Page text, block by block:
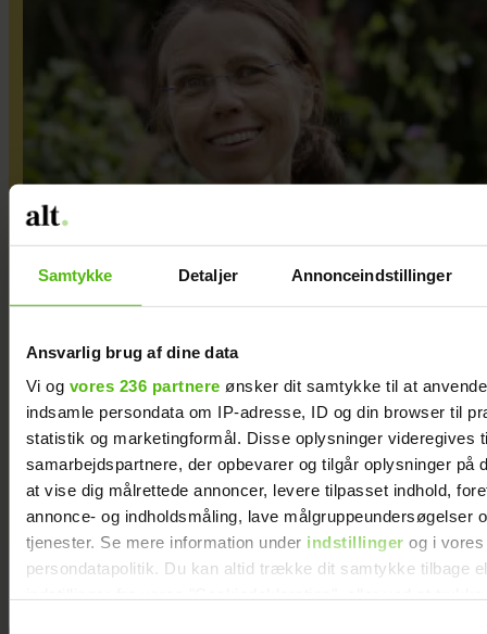
Samtykke Detaljer Annonceindstillinger
Ansvarlig brug af dine data
Vi og vores 236 partnere ønsker dit samtykke til at
indsamle persondata om IP-adresse, ID og din browser til
statistik og marketingformål. Disse oplysninger videregives
samarbejdspartnere, der opbevarer og tilgår oplysninger på
at vise dig målrettede annoncer, levere tilpasset indhold,
annonce- og indholdsmåling, lave målgruppeundersøgelser
tjenester. Se mere information under indstillinger og i vores
persondatapolitik. Du kan altid trække dit samtykke tilbage
Da fødevarepriserne skød i
vejret, tog Åsa en
beslutning: ”For 700 kr. om
ugen bliver hele familien
mæt”